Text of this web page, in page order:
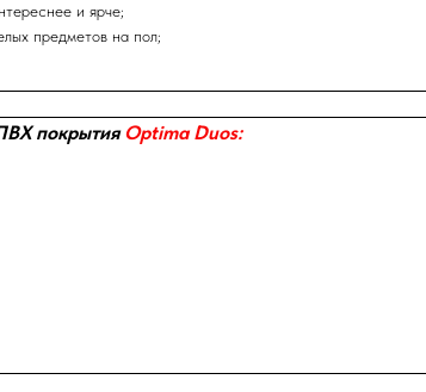
и ярче;
предметов на пол;
покрытияOptima Duos: